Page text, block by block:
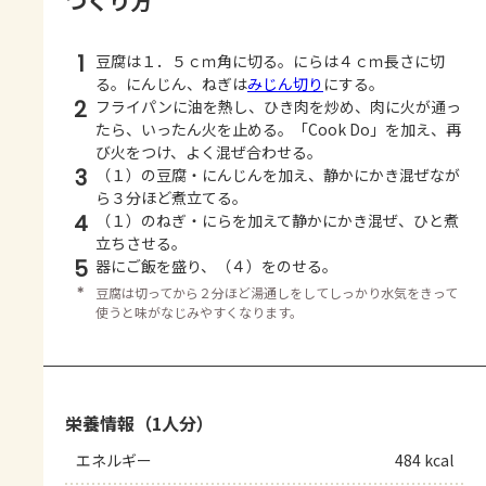
1 豆腐は１．５ｃｍ角に切る。にらは４ｃｍ長さに切
る。にんじん、ねぎはみじん切り にする。
2 フライパンに油を熱し、ひき肉を炒め、肉に火が通っ
たら、いったん火を止める。「Cook Do」を加え、再
び火をつけ、よく混ぜ合わせる。
3
（１）の豆腐・にんじんを加え、静かにかき混ぜなが
ら３分ほど煮立てる。
4
（１）のねぎ・にらを加えて静かにかき混ぜ、ひと煮
立ちさせる。
5 器にご飯を盛り、（４）をのせる。
＊
豆腐は切ってから２分ほど湯通しをしてしっかり水気をきって
使うと味がなじみやすくなります。
栄養情報（1人分）
エネルギー 484 kcal